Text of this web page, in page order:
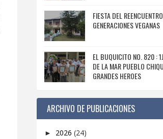
FIESTA DEL REENCUENTRO
GENERACIONES VEGANAS
EL BUQUICITO NO. 820 :
DE LA MAR PUEBLO
GRANDES HEROES
ARCHIVO DE PUBLICACIONES
► 2026 (24)